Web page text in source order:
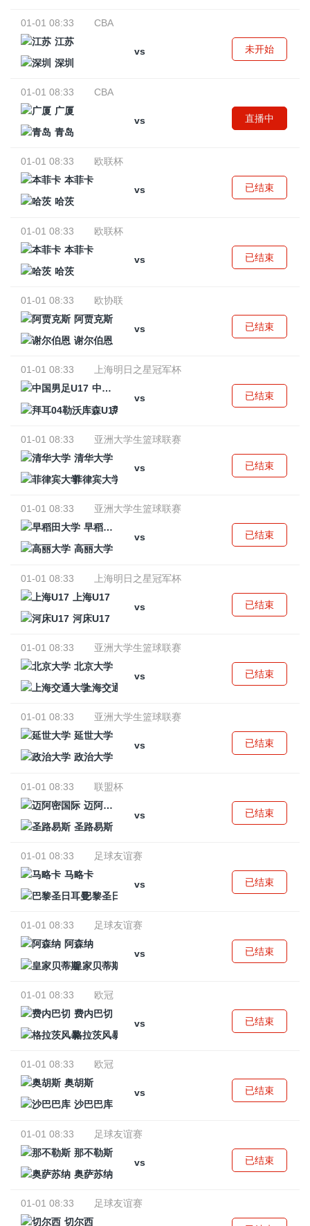
01-01 08:33
CBA
江苏
vs
深圳
未开始
01-01 08:33
CBA
广厦
vs
青岛
直播中
01-01 08:33
欧联杯
本菲卡
vs
哈茨
已结束
01-01 08:33
欧联杯
本菲卡
vs
哈茨
已结束
01-01 08:33
欧协联
阿贾克斯
vs
谢尔伯恩
已结束
01-01 08:33
上海明日之星冠军杯
中国男足U17
vs
拜耳04勒沃库森U17
已结束
01-01 08:33
亚洲大学生篮球联赛
清华大学
vs
菲律宾大学
已结束
01-01 08:33
亚洲大学生篮球联赛
早稻田大学
vs
高丽大学
已结束
01-01 08:33
上海明日之星冠军杯
上海U17
vs
河床U17
已结束
01-01 08:33
亚洲大学生篮球联赛
北京大学
vs
上海交通大学
已结束
01-01 08:33
亚洲大学生篮球联赛
延世大学
vs
政治大学
已结束
01-01 08:33
联盟杯
迈阿密国际
vs
圣路易斯
已结束
01-01 08:33
足球友谊赛
马略卡
vs
巴黎圣日耳曼
已结束
01-01 08:33
足球友谊赛
阿森纳
vs
皇家贝蒂斯
已结束
01-01 08:33
欧冠
费内巴切
vs
格拉茨风暴
已结束
01-01 08:33
欧冠
奥胡斯
vs
沙巴巴库
已结束
01-01 08:33
足球友谊赛
那不勒斯
vs
奥萨苏纳
已结束
01-01 08:33
足球友谊赛
切尔西